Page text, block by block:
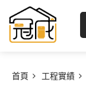
首頁 工程實績